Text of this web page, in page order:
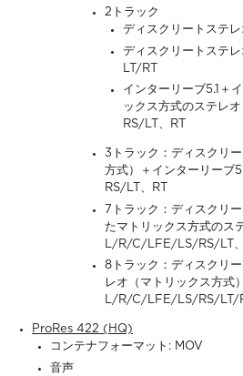
2トラック
ディスクリートステ
ディスクリートステ
LT/RT
インターリーブ5.1＋
ックス方式のステレ
RS/LT、RT
3トラック：ディスクリ
方式）＋インターリーブ
RS/LT、RT
7トラック：ディスクリ
たマトリックス方式のス
L/R/C/LFE/LS/RS/LT、
8トラック：ディスクリ
レオ（マトリックス方式
L/R/C/LFE/LS/RS/LT/
ProRes 422 (HQ)
コンテナフォーマット: MOV
音声